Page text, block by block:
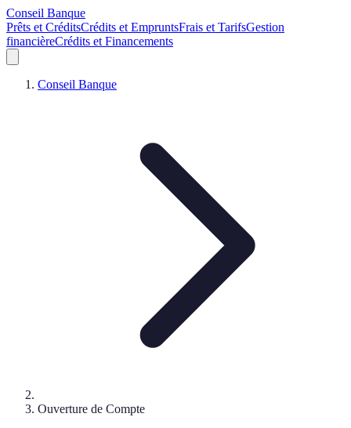
Conseil Banque
Prêts et CréditsCrédits et EmpruntsFrais et TarifsGestion
financièreCrédits et Financements
Conseil Banque
Ouverture de Compte